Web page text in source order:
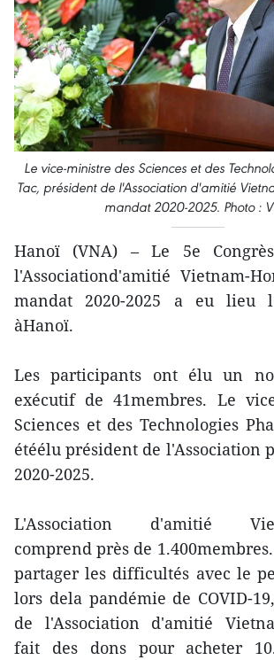
Le vice-ministre des Sciences et des
Tac, président de l'Association d'amitié
mandat 2020-2025. Photo :
Hanoï (VNA) – Le 5e
l'Associationd'amitié Vietnam-
mandat 2020-2025 a eu lieu
àHanoï.
Les participants ont élu un
exécutif de 41membres. Le
Sciences et des Technologies
étéélu président de l'Association
2020-2025.
L'Association d'amitié
comprend près de
partager les difficultés avec le
lors dela pandémie de COVID-
de l'Association d'amitié
fait des dons pour acheter